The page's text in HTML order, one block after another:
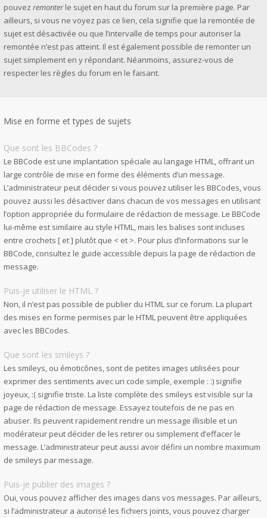
pouvez remonterle sujet en haut du forum sur la première page. Par
ailleurs, si vous ne voyez pas ce lien, cela signifie que la remontée de
sujet est désactivée ou que l’intervalle de temps pour autoriser la
remontée n’est pas atteint. Il est également possible de remonter un
sujet simplement en y répondant. Néanmoins, assurez-vous de
respecter les règles du forum en le faisant.
Mise en forme et types de sujets
Que sont les BBCodes ?
Le BBCode est une implantation spéciale au langage HTML, offrant un
large contrôle de mise en forme des éléments d’un message.
L’administrateur peut décider si vous pouvez utiliser les BBCodes, vous
pouvez aussi les désactiver dans chacun de vos messages en utilisant
l’option appropriée du formulaire de rédaction de message. Le BBCode
lui-même est similaire au style HTML, mais les balises sont incluses
entre crochets [ et ] plutôt que < et >. Pour plus d’informations sur le
BBCode, consultez le guide accessible depuis la page de rédaction de
message.
Puis-je utiliser le HTML ?
Non, il n’est pas possible de publier du HTML sur ce forum. La plupart
des mises en forme permises par le HTML peuvent être appliquées
avec les BBCodes.
Que sont les smileys ?
Les smileys, ou émoticônes, sont de petites images utilisées pour
exprimer des sentiments avec un code simple, exemple : :) signifie
joyeux, :( signifie triste. La liste complète des smileys est visible sur la
page de rédaction de message. Essayez toutefois de ne pas en
abuser. Ils peuvent rapidement rendre un message illisible et un
modérateur peut décider de les retirer ou simplement d’effacer le
message. L’administrateur peut aussi avoir défini un nombre maximum
de smileys par message.
Puis-je publier des images ?
Oui, vous pouvez afficher des images dans vos messages. Par ailleurs,
si l’administrateur a autorisé les fichiers joints, vous pouvez charger